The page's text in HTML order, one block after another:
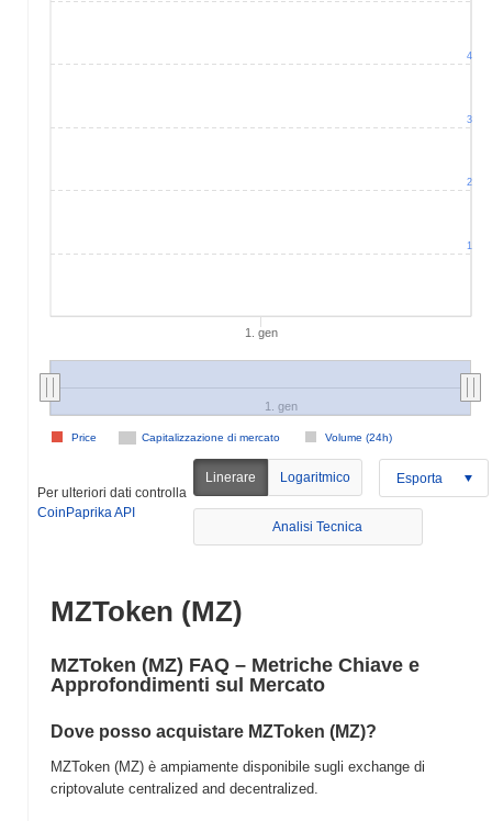
1. gen
Capitalizzazione di mercato Volume (24h)
Price
1. gen
1
2
3
4
Per ulteriori dati controlla
CoinPaprika API
Linerare Logaritmico Esporta
Analisi Tecnica
MZToken (MZ)
MZToken (MZ) FAQ – Metriche Chiave e
Approfondimenti sul Mercato
Dove posso acquistare MZToken (MZ)?
MZToken (MZ) è ampiamente disponibile sugli exchange di
criptovalute centralized and decentralized.